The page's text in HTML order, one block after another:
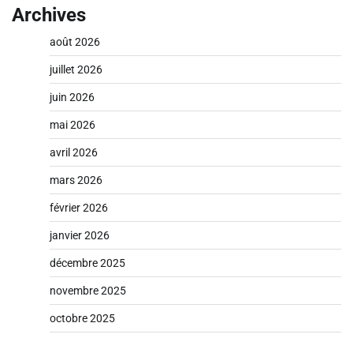
Archives
août 2026
juillet 2026
juin 2026
mai 2026
avril 2026
mars 2026
février 2026
janvier 2026
décembre 2025
novembre 2025
octobre 2025